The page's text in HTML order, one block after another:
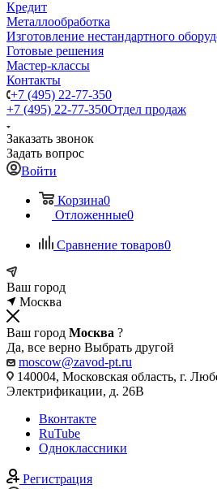
Кредит
Металлообработка
Изготовление нестандартного
Готовые решения
Мастер-классы
Контакты
+7 (495) 22-77-350
+7 (495) 22-77-350Отдел продаж
Заказать звонок
Задать вопрос
Войти
Корзина0
Отложенные0
Сравнение товаров0
Ваш город
Москва
Ваш город Москва ?
Да, все верно Выбрать другой
moscow@zavod-pt.ru
140004, Московская область, г.
Электрификации, д. 26В
Вконтакте
RuTube
Одноклассники
Регистрация